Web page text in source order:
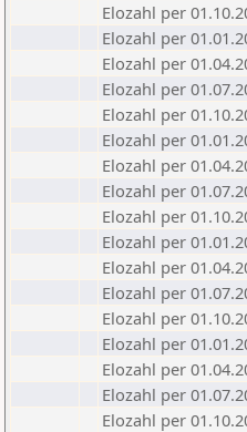
Elozahl per
Elozahl per
Elozahl per
Elozahl per
Elozahl per
Elozahl per
Elozahl per
Elozahl per
Elozahl per
Elozahl per
Elozahl per
Elozahl per
Elozahl per
Elozahl per
Elozahl per
Elozahl per
Elozahl per